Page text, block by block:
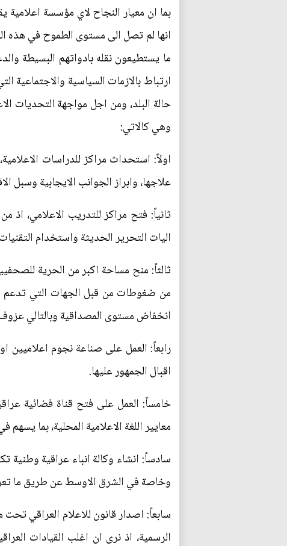
بما ان معيار النجاح لاي مؤسسة اعلامية
انها لم تصل الى مستوى الطموح في هذه
ما يستطيعون نقله بادواتهم البسيطة
ارتباط بالازمات السياسية والاجتماعية
حالة البلد، ومن اجل مواجهة التحديات
وهي كالاتي:
اولاً: استحداث مراكز للدراسات
علاجها، وابراز الجوانب الايجابية وسبل
ثانياً: فتح مراكز للتدريب الاعلامي،
اليات التحرير الحديثة واستخدام
ثالثاً: منح مساحة اكبر من الحرية
من ضغوطات من قبل الجهات التي تدعم
انخفاض مستوى المصداقية وبالتالي
رابعاً: العمل على صناعة نجوم
اقبال الجمهور عليها.
خامساً: العمل على فتح قناة فضائية
معايير اللغة الاعلامية المحلية، بما
سادساً: انشاء وكالة انباء عراقية وطنية
وخاصة في الشرق الاوسط عن طريق ما
سابعاً: اصدار قانون للاعلام العراقي
الرسمية، اذ نرى ان اغلب القيادات